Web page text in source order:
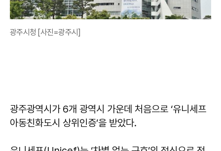
광주시청 [사진=광주시]
광주광역시가 6개 광역시 가운데 처음으로 ‘유니세프
아동친화도시 상위인증’을 받았다.